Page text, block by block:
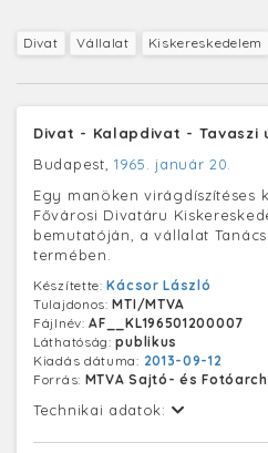
Divat Vállalat Kiskereskedelem
Divat - Kalapdivat - Tavaszi
Budapest, 1965. január 20.
Egy manöken virágdíszítéses
Fővárosi Divatáru
bemutatóján, a vállalat
termében.
Készítette:Kácsor László
Tulajdonos:MTI/MTVA
Fájlnév:AF__KL196501200007
Láthatóság:publikus
Kiadás dátuma: 2013-09-12
Forrás: MTVA Sajtó- és
Technikai adatok: